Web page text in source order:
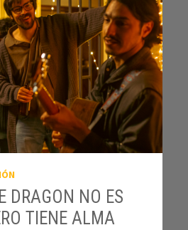
DRAGON NO ES
TIENE ALMA